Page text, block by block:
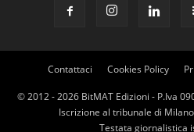
Contattaci Cookies Policy
© 2012 - 2026 BitMAT Edizioni - P.Iva
Iscrizione al tribunale di
Testata giornalistica